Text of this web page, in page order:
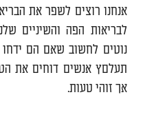
אנחנו רוצים לשפר את
לבריאות הפה והשיניים
נוטים לחשוב שאם הם
תעלםץ אנשים דוחים את
אך זוהי טעות.